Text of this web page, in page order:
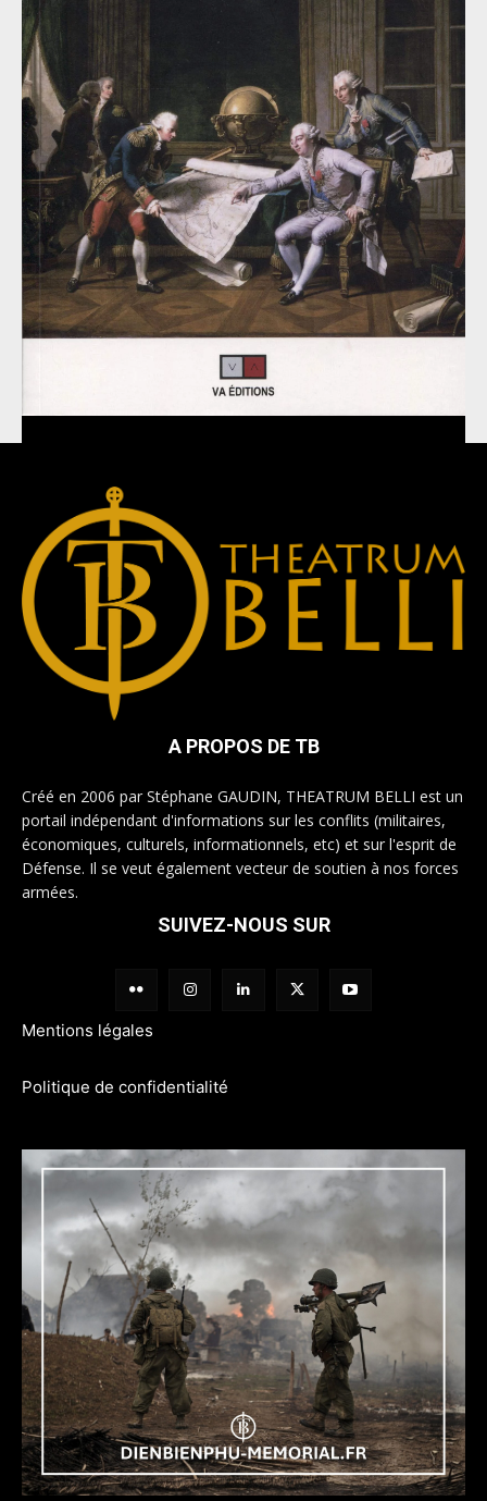
A PROPOS DE TB
Créé en 2006 par Stéphane GAUDIN, THEATRUM BELLI est un
portail indépendant d'informations sur les conflits (militaires,
économiques, culturels, informationnels, etc) et sur l'esprit de
Défense. Il se veut également vecteur de soutien à nos forces
armées.
SUIVEZ-NOUS SUR
Mentions légales
Politique de confidentialité